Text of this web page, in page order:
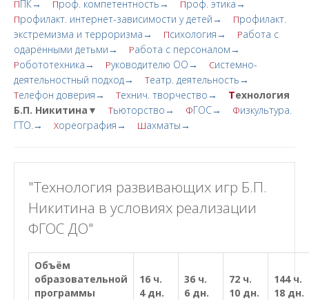
ППК→ Проф. компетентность→ Проф. этика→
Профилакт. интернет-зависимости у детей→ Профилакт.
экстремизма и терроризма→
Психология→ Работа с
одарёнными детьми→
Работа с персоналом→
Робототехника→ Руководителю ОО→ Системно-
деятельностный подход→
Театр. деятельность→
Телефон доверия→ Технич. творчество→ Технология
Б.П. Никитина▼
Тьюторство→ ФГОС→ Физкультура.
ГТО.→
Хореография→ Шахматы→
"Технология развивающих игр Б.П.
Никитина в условиях реализации
ФГОС ДО"
Объём
образовательной
программы
16 ч.
4 дн.
36 ч.
6 дн.
72 ч.
10 дн.
144 ч.
18 дн.